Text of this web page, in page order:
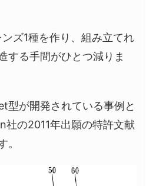
ズ1種を作り、組み立てれ
する手間がひとつ減りま
型が開発されている事例と
社の2011年出願の特許文献
。